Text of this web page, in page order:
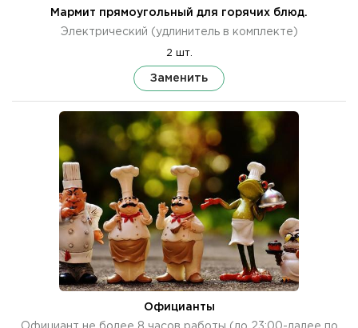
Мармит прямоугольный для горячих блюд.
Электрический (удлинитель в комплекте)
2 шт.
Заменить
Официанты